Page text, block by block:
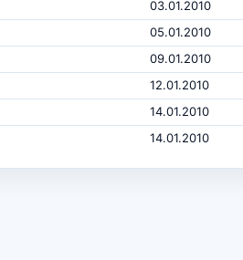
03.01.2010
05.01.2010
09.01.2010
12.01.2010
14.01.2010
14.01.2010